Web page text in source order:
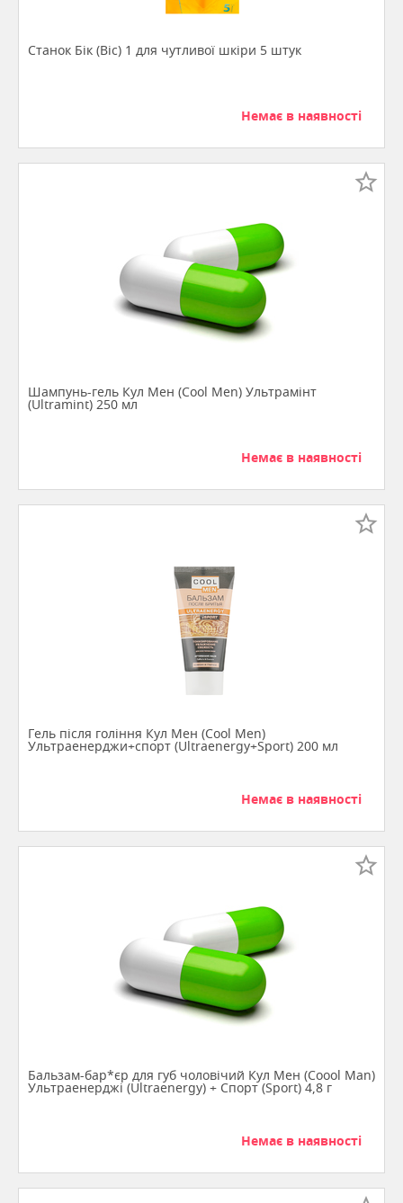
Станок Бік (Bic) 1 для чутливої шкіри 5 штук
Немає в наявності
Шампунь-гель Кул Мен (Cool Men) Ультрамінт
(Ultramint) 250 мл
Немає в наявності
Гель після гоління Кул Мен (Cool Men)
Ультраенерджи+спорт (Ultraenergy+Sport) 200 мл
Немає в наявності
Бальзам-бар*єр для губ чоловічий Кул Мен (Coool Man)
Ультраенерджі (Ultraenergy) + Спорт (Sport) 4,8 г
Немає в наявності